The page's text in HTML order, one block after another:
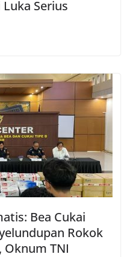
Serius
Bea Cukai
Rokok
Oknum TNI